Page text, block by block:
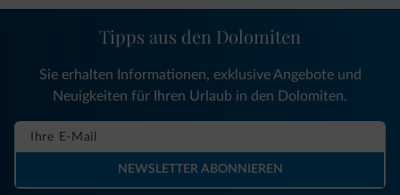
Tipps aus den Dolomiten
Sie erhalten Informationen, exklusive Angebote und
Neuigkeiten für Ihren Urlaub in den Dolomiten.
NEWSLETTER ABONNIEREN